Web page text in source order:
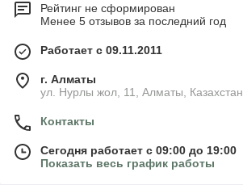
Рейтинг не сформирован
Менее 5 отзывов за последний год
Работает с 09.11.2011
г. Алматы
ул. Нурлы жол, 11, Алматы, Казахстан
Контакты
Сегодня работает с 09:00 до 19:00
Показать весь график работы